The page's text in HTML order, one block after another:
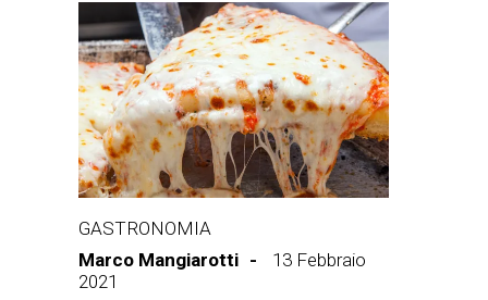
GASTRONOMIA
Marco Mangiarotti
13 Febbraio
2021